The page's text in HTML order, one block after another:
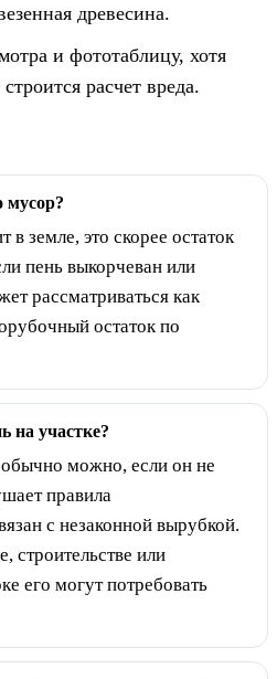
древесина.
и фототаблицу, хотя
расчет вреда.
мусор?
в земле, это скорее остаток
пень выкорчеван или
рассматриваться как
остаток по
на участке?
можно, если он не
правила
с незаконной вырубкой.
строительстве или
его могут потребовать